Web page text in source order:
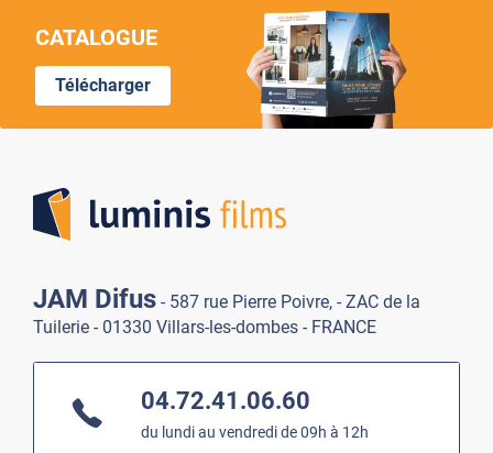
CATALOGUE
Télécharger
JAM Difus - 587 rue Pierre Poivre, - ZAC de la
Tuilerie - 01330 Villars-les-dombes - FRANCE
04.72.41.06.60
du lundi au vendredi de 09h à 12h